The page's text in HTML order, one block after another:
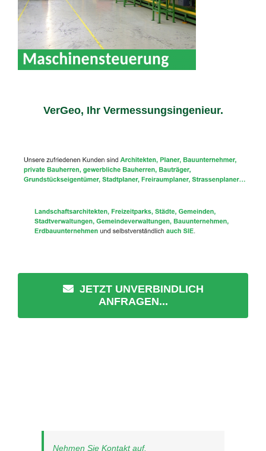
VerGeo, Ihr Vermessungsingenieur.
JETZT UNVERBINDLICH
ANFRAGEN...
Nehmen Sie Kontakt auf.